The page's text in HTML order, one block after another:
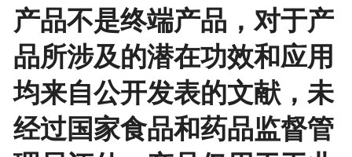
产品不是终端产品，对于产
品所涉及的潜在功效和应用
均来自公开发表的文献，未
经过国家食品和药品监督管